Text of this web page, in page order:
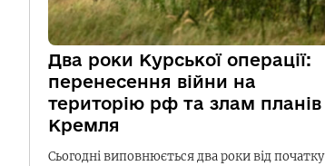
Два роки Курської операції:
перенесення війни на
територію рф та злам планів
Кремля
Сьогодні виповнюється два роки від початку